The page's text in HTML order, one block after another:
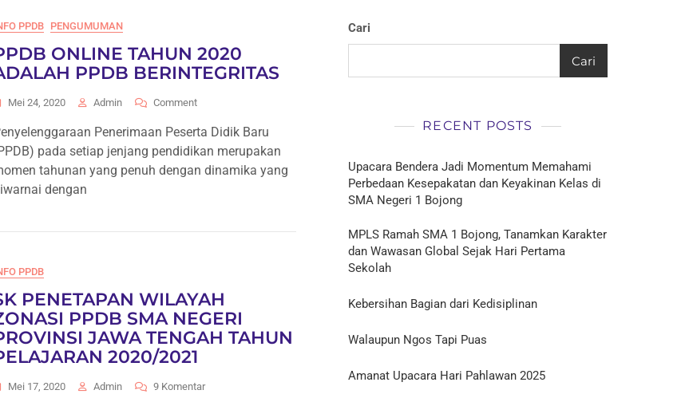
PPDB PENGUMUMAN
ONLINE TAHUN 2020
PPDB BERINTEGRITAS
Mei 24, 2020 Admin CommentOn
ONLINE
TAHUN
2020
Penerimaan Peserta Didik Baru
pada setiap jenjang pendidikan merupakan
tahunan yang penuh dengan dinamika yang
dengan
PPDB
PENETAPAN WILAYAH
PPDB SMA NEGERI
JAWA TENGAH TAHUN
2020/2021
Mei 17, 2020 Admin 9 KomentarPada
Cari
Cari
RECENT POSTS
Upacara Bendera Jadi Momentum Memahami
Perbedaan Kesepakatan dan Keyakinan Kelas di
SMA Negeri 1 Bojong
MPLS Ramah SMA 1 Bojong, Tanamkan Karakter
dan Wawasan Global Sejak Hari Pertama
Sekolah
Kebersihan Bagian dari Kedisiplinan
Walaupun Ngos Tapi Puas
Amanat Upacara Hari Pahlawan 2025